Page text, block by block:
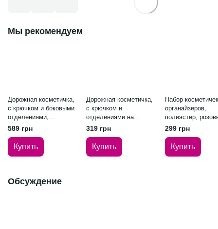
Мы рекомендуем
Дорожная косметичка,
с крючком и боковыми
отделениями,
24×20,5×10,5 см,
оксфорд, на молнии,
бежевый
589 грн
Купить
Дорожная косметичка,
с крючком и
отделениями на
молнии, 24×19×8 см,
полиэстер, серый
319 грн
Купить
Набор
органайзеров,
полиэстер,
299 грн
Купить
Обсуждение